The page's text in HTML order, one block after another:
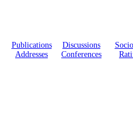
Publications
Addresses
Discussions
Conferences